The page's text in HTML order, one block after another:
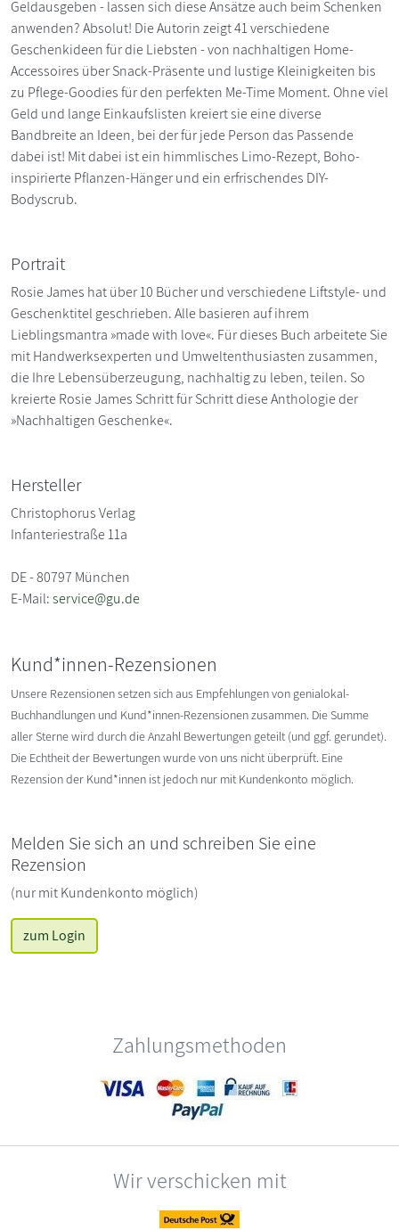
Geldausgeben - lassen sich diese Ansätze auch beim Schenken
anwenden? Absolut! Die Autorin zeigt 41 verschiedene
Geschenkideen für die Liebsten - von nachhaltigen Home-
Accessoires über Snack-Präsente und lustige Kleinigkeiten bis
zu Pflege-Goodies für den perfekten Me-Time Moment. Ohne viel
Geld und lange Einkaufslisten kreiert sie eine diverse
Bandbreite an Ideen, bei der für jede Person das Passende
dabei ist! Mit dabei ist ein himmlisches Limo-Rezept, Boho-
inspirierte Pflanzen-Hänger und ein erfrischendes DIY-
Bodyscrub.
Portrait
Rosie James hat über 10 Bücher und verschiedene Liftstyle- und
Geschenktitel geschrieben. Alle basieren auf ihrem
Lieblingsmantra »made with love«. Für dieses Buch arbeitete Sie
mit Handwerksexperten und Umweltenthusiasten zusammen,
die Ihre Lebensüberzeugung, nachhaltig zu leben, teilen. So
kreierte Rosie James Schritt für Schritt diese Anthologie der
»Nachhaltigen Geschenke«.
Hersteller
Christophorus Verlag
Infanteriestraße 11a
DE - 80797 München
E-Mail:service@gu.de
Kund*innen-Rezensionen
Unsere Rezensionen setzen sich aus Empfehlungen von genialokal-
Buchhandlungen und Kund*innen-Rezensionen zusammen. Die Summe
aller Sterne wird durch die Anzahl Bewertungen geteilt (und ggf. gerundet).
Die Echtheit der Bewertungen wurde von uns nicht überprüft. Eine
Rezension der Kund*innen ist jedoch nur mit Kundenkonto möglich.
Melden Sie sich an und schreiben Sie eine
Rezension
(nur mit Kundenkonto möglich)
zum Login
Zahlungsmethoden
Wir verschicken mit